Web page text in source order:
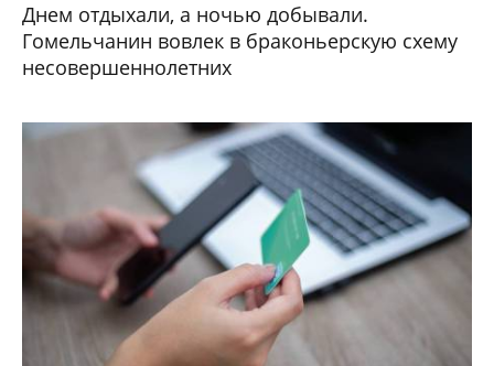
Днем отдыхали, а ночью добывали.
Гомельчанин вовлек в браконьерскую схему
несовершеннолетних